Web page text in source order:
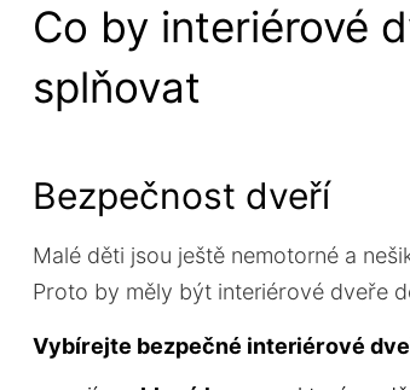
Co by interiérové
splňovat
Bezpečnost dveří
Malé děti jsou ještě nemotorné a
Proto by měly být interiérové dveře
Vybírejte bezpečné interiérové